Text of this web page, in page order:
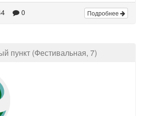
0 Подробнее
пункт (Фестивальная, 7)